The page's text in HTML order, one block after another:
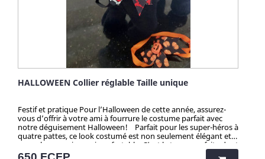
HALLOWEEN Collier réglable Taille unique
Festif et pratique Pour l’Halloween de cette année, assurez-
vous d’offrir à votre ami à fourrure le costume parfait avec
notre déguisement Halloween! Parfait pour les super-héros à
quatre pattes, ce look costumé est non seulement élégant et
accrocheur, mais aussi confortable. C’est la tenue parfaite dont
votre compagnon a besoin pour faire l’envie d’Halloween ! Il